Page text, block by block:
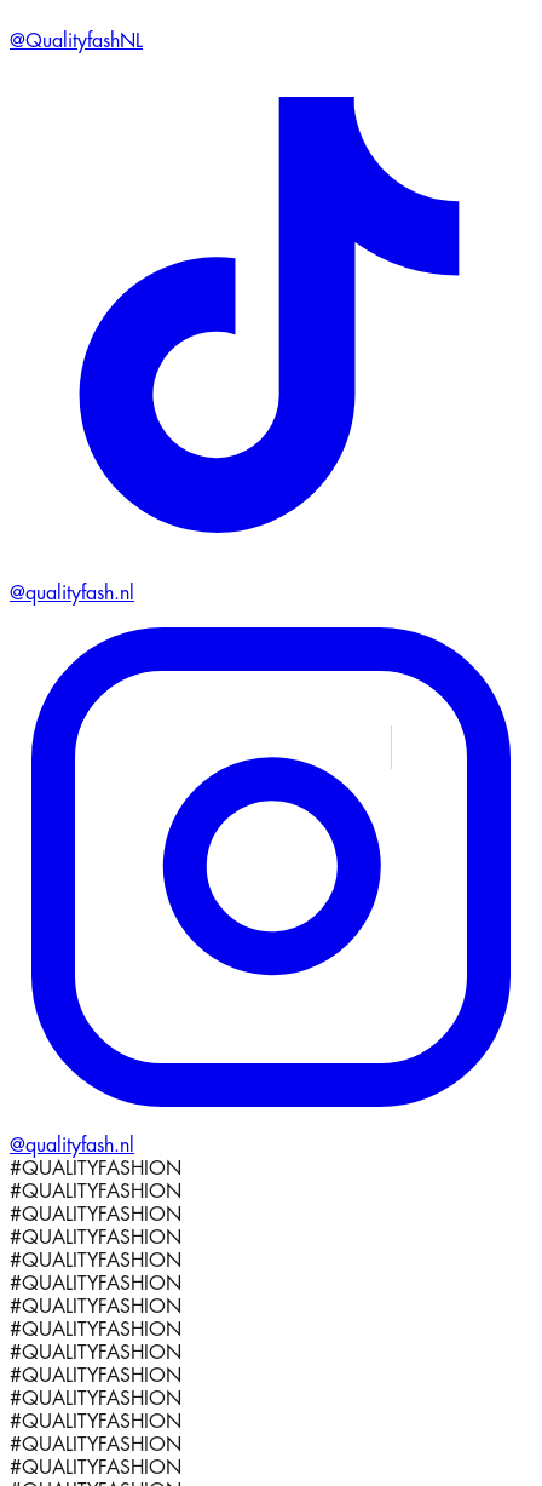
@QualityfashNL
@qualityfash.nl
@qualityfash.nl
#QUALITYFASHION
#QUALITYFASHION
#QUALITYFASHION
#QUALITYFASHION
#QUALITYFASHION
#QUALITYFASHION
#QUALITYFASHION
#QUALITYFASHION
#QUALITYFASHION
#QUALITYFASHION
#QUALITYFASHION
#QUALITYFASHION
#QUALITYFASHION
#QUALITYFASHION